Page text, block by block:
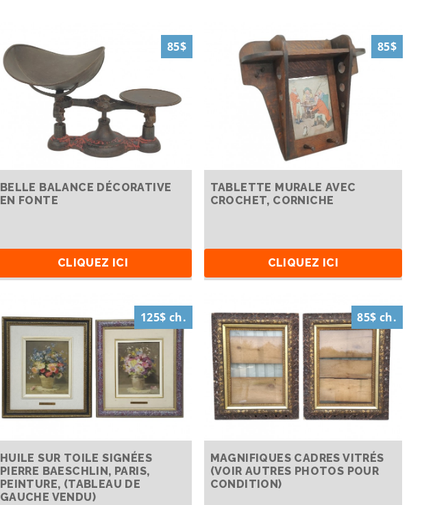
85$
BELLE BALANCE DÉCORATIVE
EN FONTE
CLIQUEZ ICI
85$
TABLETTE MURALE AVEC
CROCHET, CORNICHE
CLIQUEZ ICI
125$ ch.
HUILE SUR TOILE SIGNÉES
PIERRE BAESCHLIN, PARIS,
PEINTURE, (TABLEAU DE
GAUCHE VENDU)
85$ ch.
MAGNIFIQUES CADRES VITRÉS
(VOIR AUTRES PHOTOS POUR
CONDITION)